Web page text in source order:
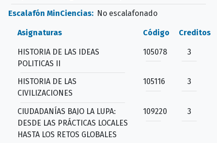
Escalafón MinCiencias: No escalafonado
Asignaturas Código Creditos
HISTORIA DE LAS IDEAS
POLITICAS II
105078 3
HISTORIA DE LAS
CIVILIZACIONES
105116 3
CIUDADANÍAS BAJO LA LUPA:
DESDE LAS PRÁCTICAS LOCALES
HASTA LOS RETOS GLOBALES
109220 3